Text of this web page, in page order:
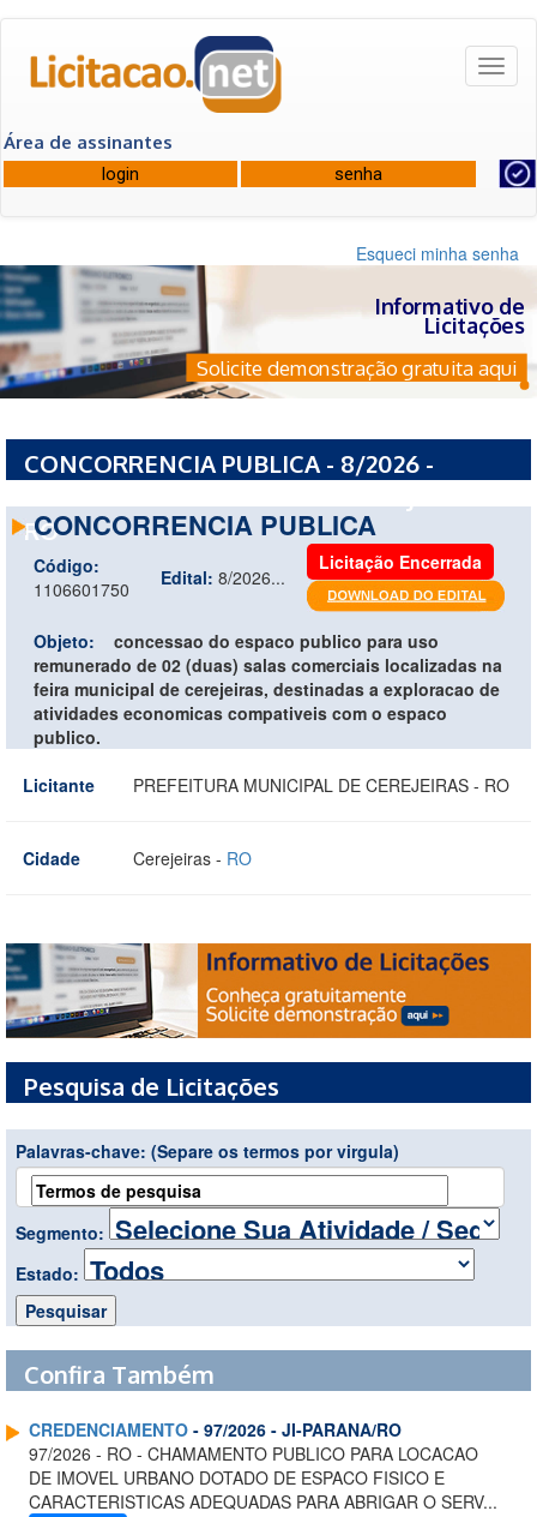
Área de assinantes
Esqueci minha senha
Informativo de
Licitações
Solicite demonstração gratuita aqui
CONCORRENCIA PUBLICA - 8/2026 -
RO
CONCORRENCIA PUBLICA
Código:
1106601750
Edital: 8/2026...
Licitação Encerrada
Objeto:
concessao do espaco publico para uso
remunerado de 02 (duas) salas comerciais localizadas na
feira municipal de cerejeiras, destinadas a exploracao de
atividades economicas compativeis com o espaco
publico.
Licitante
PREFEITURA MUNICIPAL DE CEREJEIRAS - RO
Cidade Cerejeiras - RO
Pesquisa de Licitações
Palavras-chave: (Separe os termos por virgula)
Segmento:
Estado:
Confira Também
CREDENCIAMENTO - 97/2026 - JI-PARANA/RO
97/2026 - RO - CHAMAMENTO PUBLICO PARA LOCACAO
DE IMOVEL URBANO DOTADO DE ESPACO FISICO E
CARACTERISTICAS ADEQUADAS PARA ABRIGAR O SERV...